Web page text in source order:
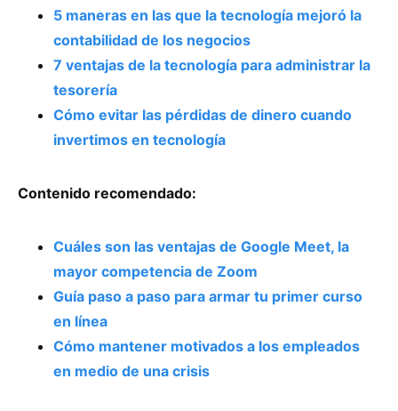
5 maneras en las que la tecnología mejoró la
contabilidad de los negocios
7 ventajas de la tecnología para administrar la
tesorería
Cómo evitar las pérdidas de dinero cuando
invertimos en tecnología
Contenido recomendado:
Cuáles son las ventajas de Google Meet, la
mayor competencia de Zoom
Guía paso a paso para armar tu primer curso
en línea
Cómo mantener motivados a los empleados
en medio de una crisis